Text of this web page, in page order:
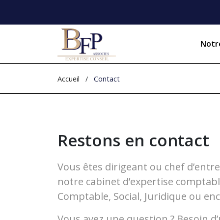
Nos
Vos
Accueil / Contact
Restons en contact
Vous êtes dirigeant ou chef
notre cabinet d’expertise
Comptable, Social, Juridique ou